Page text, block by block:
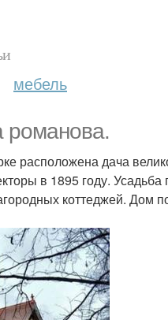
мебель
романова.
расположена дача
в 1895 году. Усадьба
коттеджей. Дом